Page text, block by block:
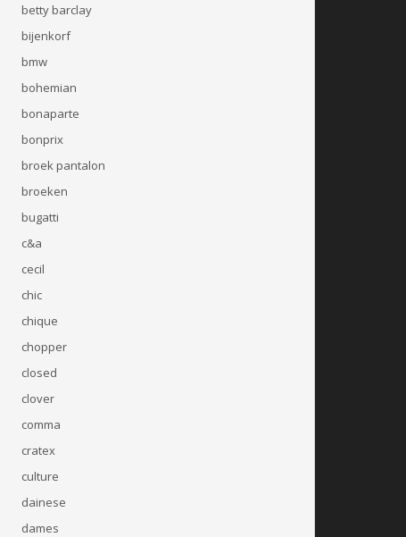
betty barclay
bijenkorf
bmw
bohemian
bonaparte
bonprix
broek pantalon
broeken
bugatti
c&a
cecil
chic
chique
chopper
closed
clover
comma
cratex
culture
dainese
dames